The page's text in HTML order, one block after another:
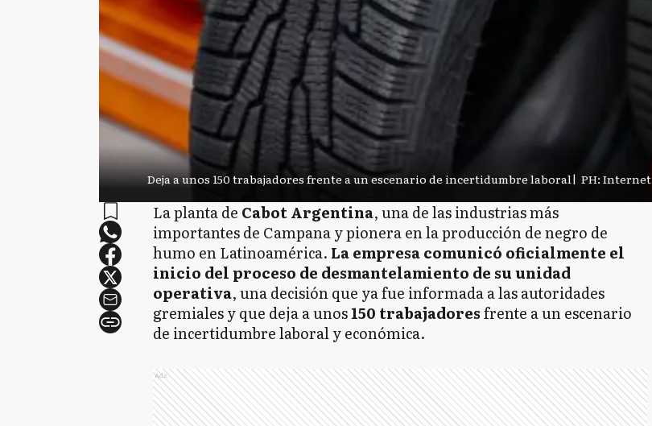
Deja a unos 150 trabajadores frente a un escenario de incertidumbre laboral| PH: Internet
La planta de Cabot Argentina, una de las industrias más
importantes de Campana y pionera en la producción de negro de
humo en Latinoamérica. La empresa comunicó oficialmente el
inicio del proceso de desmantelamiento de su unidad
operativa, una decisión que ya fue informada a las autoridades
gremiales y que deja a unos150 trabajadoresfrente a un escenario
de incertidumbre laboral y económica.
Ads